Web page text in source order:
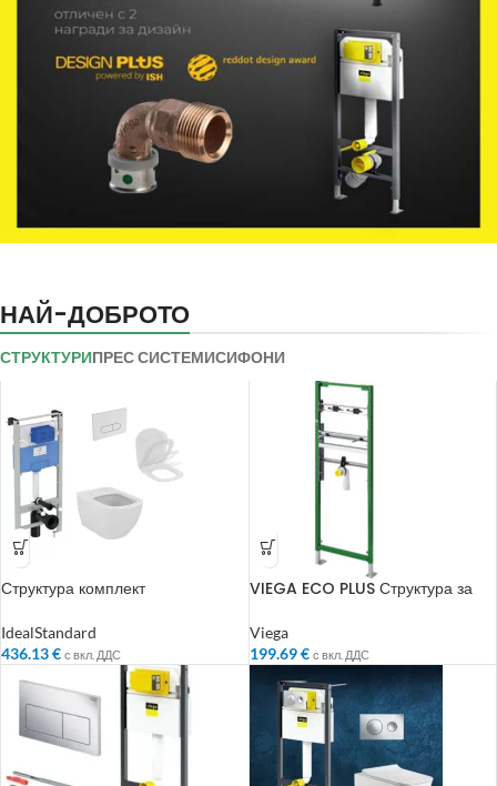
НАЙ-ДОБРОТО
СТРУКТУРИПРЕС СИСТЕМИСИФОНИ
Структура комплект
IdealStandard
436.13€ с вкл. ДДС
VIEGA ECO PLUS Структура за
стенен смесител H1300мм
Viega
199.69€ с вкл. ДДС